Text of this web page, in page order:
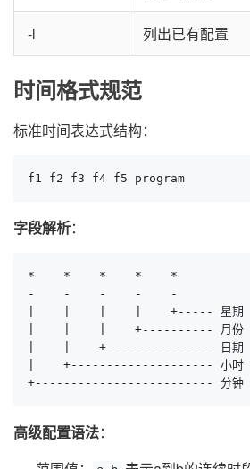
-l 列出已有配置
时间格式规范
标准时间表达式结构：
f1 f2 f3 f4 f5 program
字段解析：
*    *    *    *    *
-    -    -    -    -
|    |    |    |    +----- 星期
|    |    |    +---------- 月份
|    |    +--------------- 日期
|    +-------------------- 小时
+------------------------- 分钟
高级配置语法：